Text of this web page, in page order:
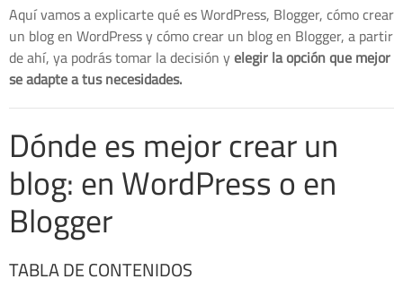
Aquí vamos a explicarte qué es WordPress, Blogger, cómo crear
un blog en WordPress y cómo crear un blog en Blogger, a partir
de ahí, ya podrás tomar la decisión yelegir la opción que mejor
se adapte a tus necesidades.
Dónde es mejor crear un
blog: en WordPress o en
Blogger
TABLA DE CONTENIDOS